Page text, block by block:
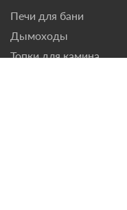
Печи для бани
Дымоходы
Топки для камина